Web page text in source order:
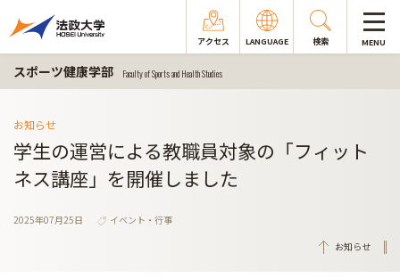
アクセス LANGUAGE 検索 MENU
スポーツ健康学部 Faculty of Sports and Health Studies
お知らせ
学生の運営による教職員対象の「フィット
ネス講座」を開催しました
2025年07月25日
イベント・行事
お知らせ